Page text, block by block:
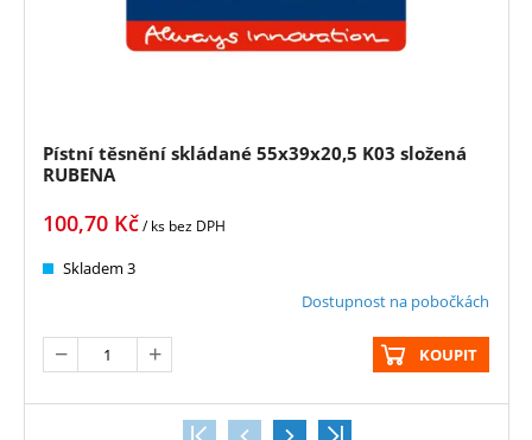
Pístní těsnění skládané 55x39x20,5 K03 složená
RUBENA
100,70 Kč/ ks bez DPH
Skladem 3
Dostupnost na pobočkách
KOUPIT